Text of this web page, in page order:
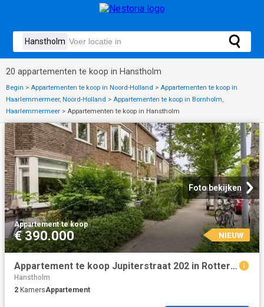
20 appartementen te koop in Hanstholm
Begin > Appartementen te koop in Noord-Holland > Appartementen te koop in
Haarlemmermeer, Noord-Holland > Appartementen te koop in Bornholm,
Haarlemmermeer > Appartementen te koop in Hanstholm
Foto bekijken
Appartement·te koop
€ 390.000 NIEUW
Appartement te koop Jupiterstraat 202 in Rotterdam voor € 390.
Hanstholm
2 KamersAppartement